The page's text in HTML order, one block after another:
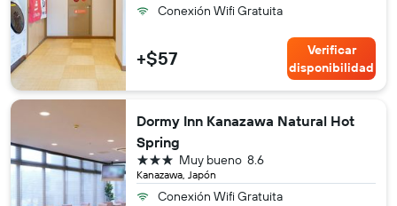
Conexión Wifi Gratuita
+$57
Verificar
disponibilidad
Dormy Inn Kanazawa Natural Hot
Spring
Kanazawa, Japón
8.6
Muy bueno
3 estrellas
Conexión Wifi Gratuita